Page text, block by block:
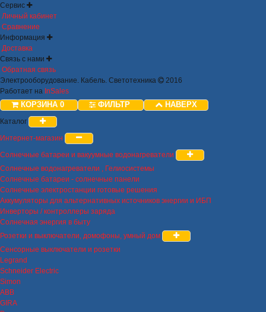
Сервис
Личный кабинет
Сравнение
Информация
Доставка
Связь с нами
Обратная связь
Электрооборудование. Кабель. Светотехника
2016
Работает на InSales
КОРЗИНА 0 ФИЛЬТР НАВЕРХ
Каталог
Интернет-магазин
Солнечные батареи и вакуумные водонагреватели
Солнечные водонагреватели , Гелиосистемы
Солнечные батареи - солнечные панели
Солнечные электростанции готовые решения
Аккумуляторы для альтернативных источников энергии и ИБП
Инверторы / контроллеры заряда
Солнечная энергия в быту
Розетки и выключатели, домофоны, умный дом
Сенсорные выключатели и розетки
Legrand
Schneider Electric
Simon
ABB
GIRA